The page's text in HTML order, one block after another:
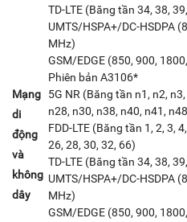
Mạng
di
động
và
không
dây
TD-LTE (Băng tần 34, 38,
UMTS/HSPA+/DC-HSDPA
MHz)
GSM/EDGE (850, 900,
Phiên bản A3106*
5G NR (Băng tần n1, n2,
n28, n30, n38, n40, n41,
FDD-LTE (Băng tần 1, 2, 3,
26, 28, 30, 32, 66)
TD-LTE (Băng tần 34, 38,
UMTS/HSPA+/DC-HSDPA
MHz)
GSM/EDGE (850, 900,